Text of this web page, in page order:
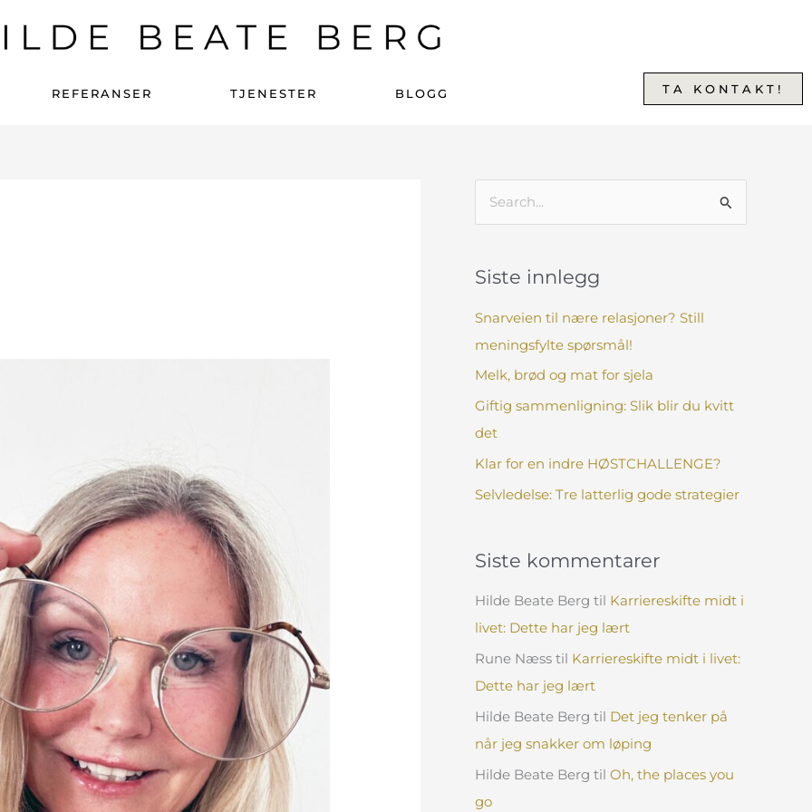
REFERANSER TJENESTER BLOGG TA KONTAKT!
e
t
t
e
Siste innlegg
Snarveien til nære relasjoner? Still
meningsfylte spørsmål!
Melk, brød og mat for sjela
Giftig sammenligning: Slik blir du kvitt
det
Klar for en indre HØSTCHALLENGE?
Selvledelse: Tre latterlig gode strategier
Siste kommentarer
Hilde Beate Berg til Karriereskifte midt i
livet: Dette har jeg lært
Rune Næss til Karriereskifte midt i livet:
Dette har jeg lært
Hilde Beate Berg til Det jeg tenker på
når jeg snakker om løping
Hilde Beate Berg til Oh, the places you
go